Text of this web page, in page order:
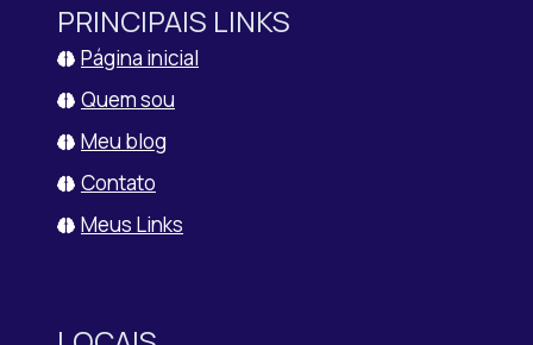
PRINCIPAIS LINKS
Página inicial
Quem sou
Meu blog
Contato
Meus Links